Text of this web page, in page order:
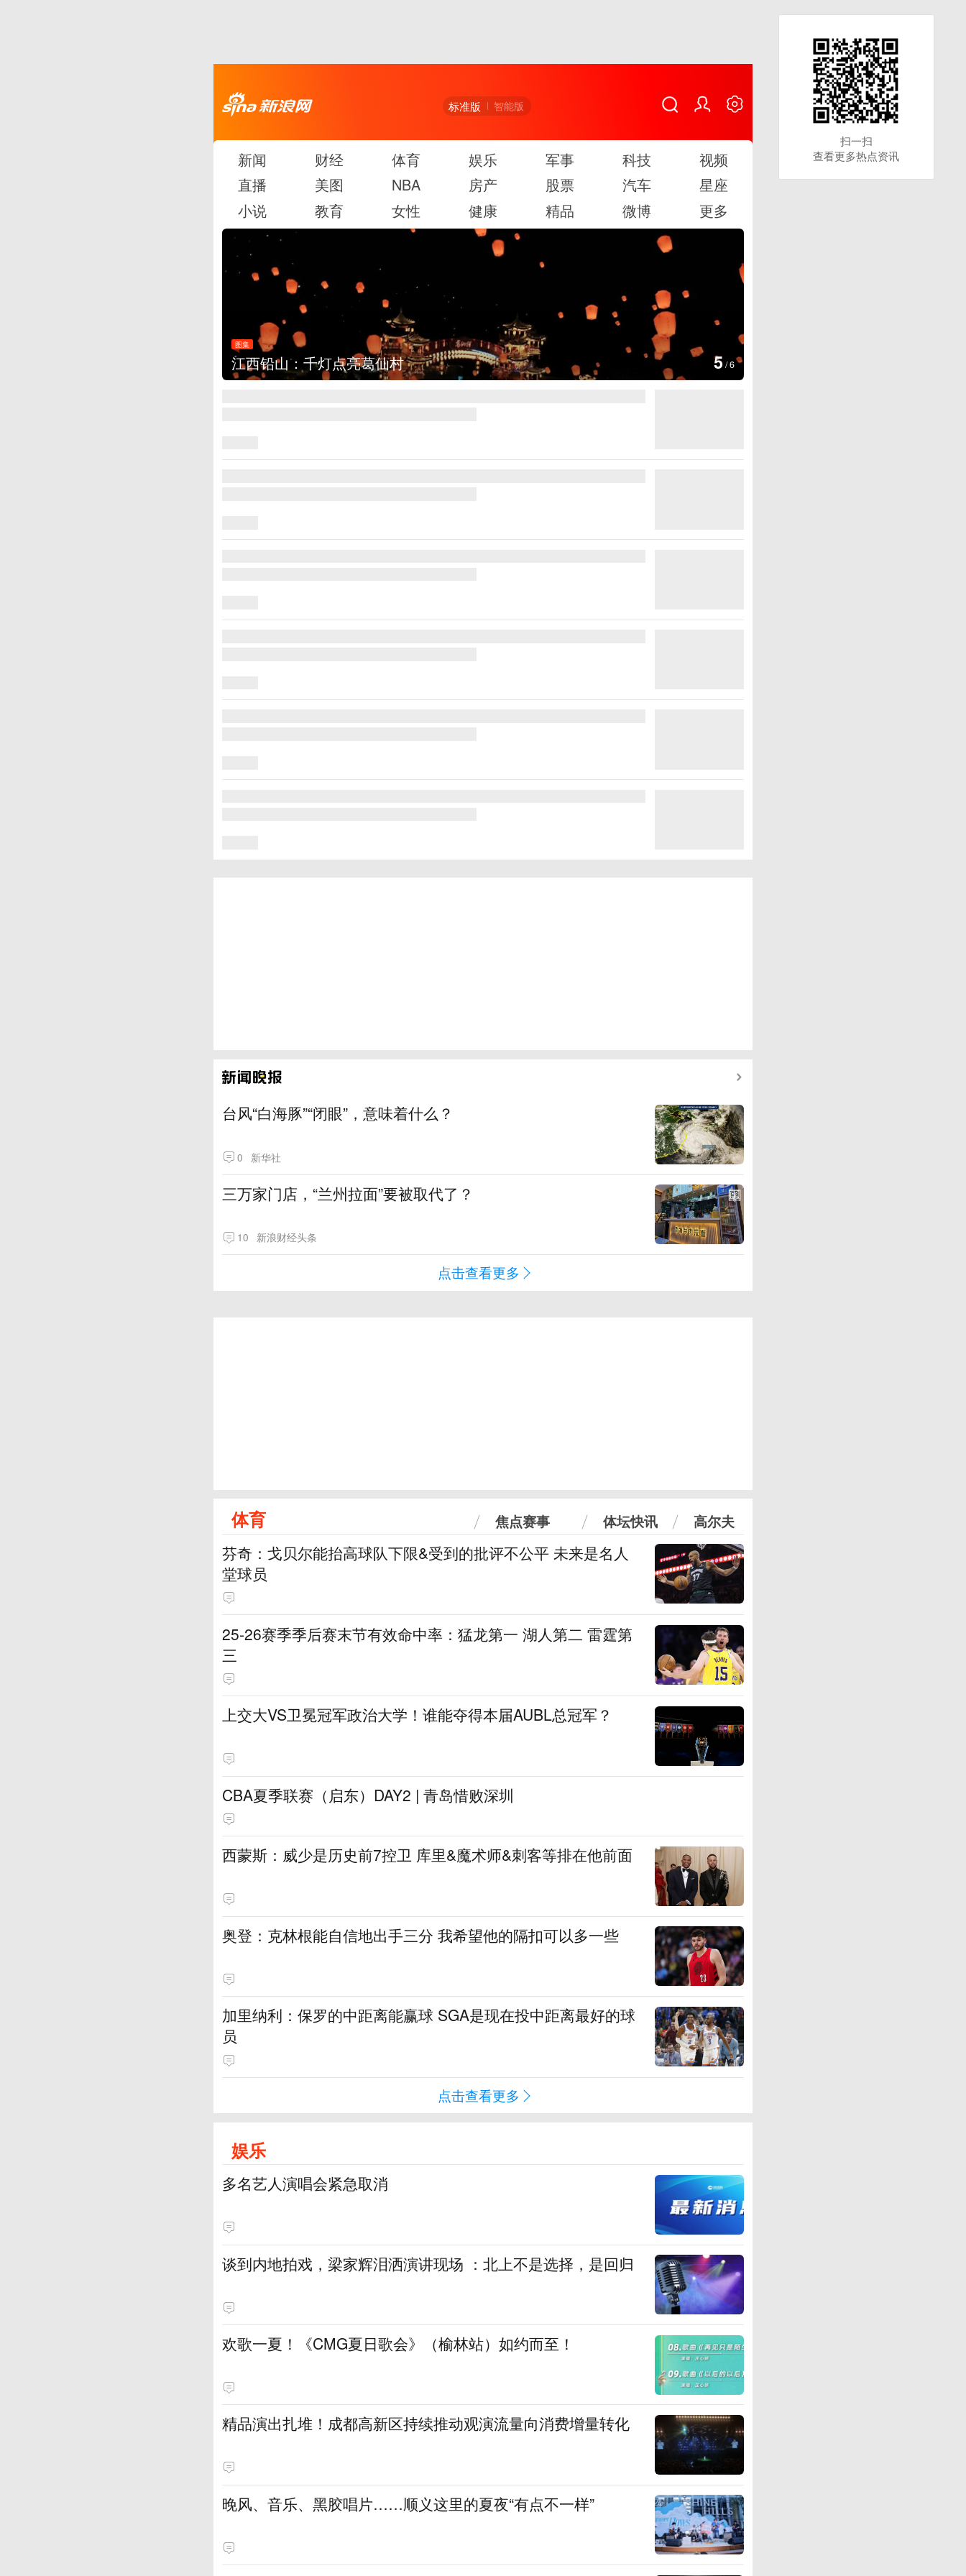
标准版 智能版
新闻 财经 体育 娱乐 军事 科技
视频
直播
美图 NBA 房产 股票 汽车
星座
小说
教育 女性 健康 精品 微博 更多
图集
江西铅山：千灯点亮葛仙村 5/6
台风“白海豚”“闭眼”，意味着什么？
0 新华社
三万家门店，“兰州拉面”要被取代了？
10 新浪财经头条
点击查看更多
体育 焦点赛事 体坛快讯 高尔夫
芬奇：戈贝尔能抬高球队下限&受到的批评不公平 未来是名人
堂球员
25-26赛季季后赛末节有效命中率：猛龙第一 湖人第二 雷霆第
三
上交大VS卫冕冠军政治大学！谁能夺得本届AUBL总冠军？
CBA夏季联赛（启东）DAY2 | 青岛惜败深圳
西蒙斯：威少是历史前7控卫 库里&魔术师&刺客等排在他前面
奥登：克林根能自信地出手三分 我希望他的隔扣可以多一些
加里纳利：保罗的中距离能赢球 SGA是现在投中距离最好的球
员
点击查看更多
娱乐
多名艺人演唱会紧急取消
谈到内地拍戏，梁家辉泪洒演讲现场 ：北上不是选择，是回归
欢歌一夏！《CMG夏日歌会》（榆林站）如约而至！
精品演出扎堆！成都高新区持续推动观演流量向消费增量转化
晚风、音乐、黑胶唱片……顺义这里的夏夜“有点不一样”
扫一扫
查看更多热点资讯
扫一扫
查看更多热点资讯